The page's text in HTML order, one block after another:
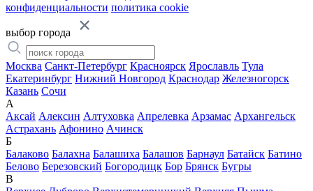
конфиденциальности политика cookie
выбор города
Москва Санкт-Петербург Красноярск Ярославль Тула
Екатеринбург Нижний Новгород Краснодар Железногорск
Казань Сочи
А
Аксай Алексин Алтуховка Апрелевка Арзамас Архангельск
Астрахань Афонино Ачинск
Б
Балаково Балахна Балашиха Балашов Барнаул Батайск Батино
Белово Березовский Богородицк Бор Брянск Бугры
В